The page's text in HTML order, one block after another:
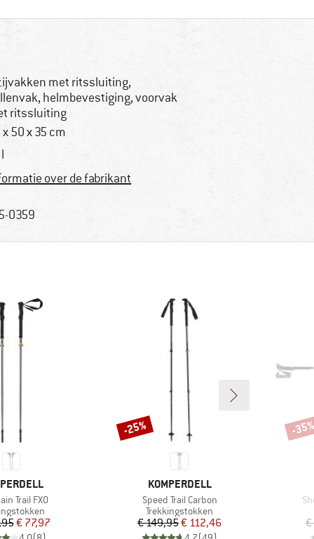
met ritssluiting,
helmbevestiging, voorvak
ritssluiting
50 x 35 cm
over de fabrikant
0359
Trail FXO
Prijs
Verlaagde prijs
€ 77,97
MERK
KOMPERDELL
Artikel
Speed Trail Carbon
Productgroep
Trekkingstokken
Prijs
€ 149,95Verlaagde prijs
€ 112,46
Korting
-25%
€
-